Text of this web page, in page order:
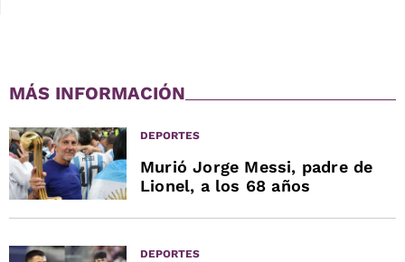
MÁS INFORMACIÓN
DEPORTES
Murió Jorge Messi, padre de
Lionel, a los 68 años
DEPORTES